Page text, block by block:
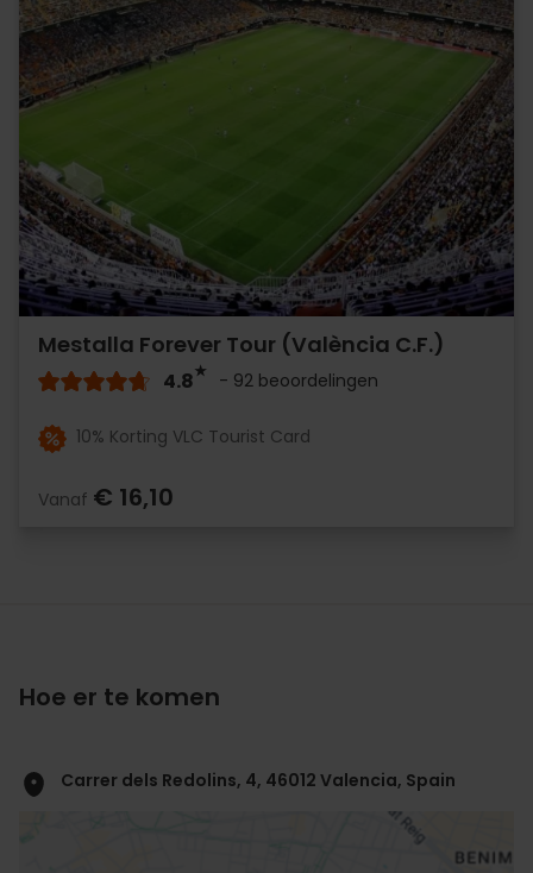
Mestalla Forever Tour (València C.F.)
4.8 - 92 beoordelingen
10% Korting VLC Tourist Card
Vanaf € 16,10
Hoe er te komen
Carrer dels Redolins, 4, 46012 Valencia, Spain